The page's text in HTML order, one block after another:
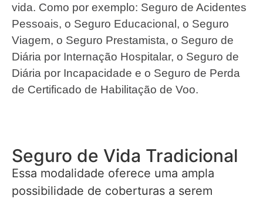
vida. Como por exemplo: Seguro de Acidentes
Pessoais, o Seguro Educacional, o Seguro
Viagem, o Seguro Prestamista, o Seguro de
Diária por Internação Hospitalar, o Seguro de
Diária por Incapacidade e o Seguro de Perda
de Certificado de Habilitação de Voo.
Seguro de Vida Tradicional
Essa modalidade oferece uma ampla
possibilidade de coberturas a serem